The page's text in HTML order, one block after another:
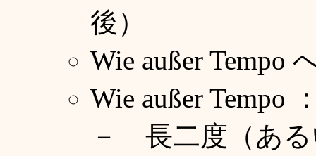
後）
Wie außer Tempo
Wie außer Tempo
－ 長二度（ある